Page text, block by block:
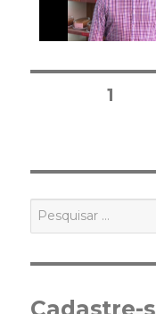
Posts
PÁGINA1
por:
Cadastre-